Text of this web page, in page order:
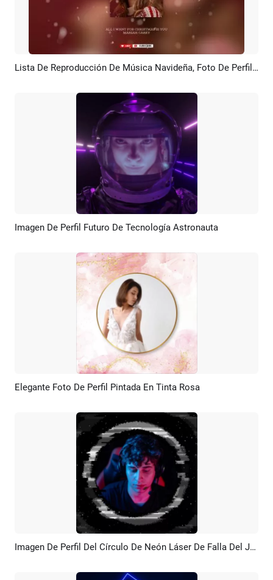
Previsualizar Crear IA Lista De Reproducción De Música Navideña, Foto De Perfil Personal, Portada De álbum, Introducción De YouTube
Previsualizar Crear IA
Imagen De Perfil Futuro De Tecnología Astronauta
Previsualizar Crear IA
Elegante Foto De Perfil Pintada En Tinta Rosa
Previsualizar Crear IA Imagen De Perfil Del Círculo De Neón Láser De Falla Del Juego